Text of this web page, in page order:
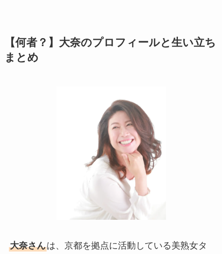
【何者？】大奈のプロフィールと生い立ち
まとめ
大奈さんは、京都を拠点に活動している美熟女タ